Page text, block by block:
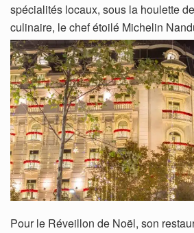
spécialités locaux, sous la houlette
culinaire, le chef étoilé Michelin
Pour le Réveillon de Noël, son